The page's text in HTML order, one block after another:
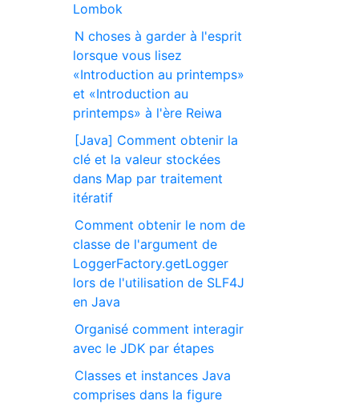
Lombok
N choses à garder à l'esprit
lorsque vous lisez
«Introduction au printemps»
et «Introduction au
printemps» à l'ère Reiwa
[Java] Comment obtenir la
clé et la valeur stockées
dans Map par traitement
itératif
Comment obtenir le nom de
classe de l'argument de
LoggerFactory.getLogger
lors de l'utilisation de SLF4J
en Java
Organisé comment interagir
avec le JDK par étapes
Classes et instances Java
comprises dans la figure